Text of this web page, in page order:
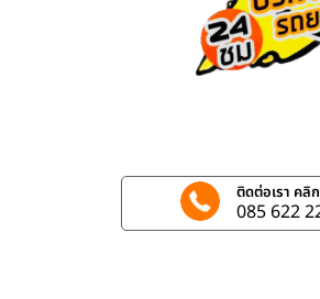
ติดต่อเรา คลิก
085 622